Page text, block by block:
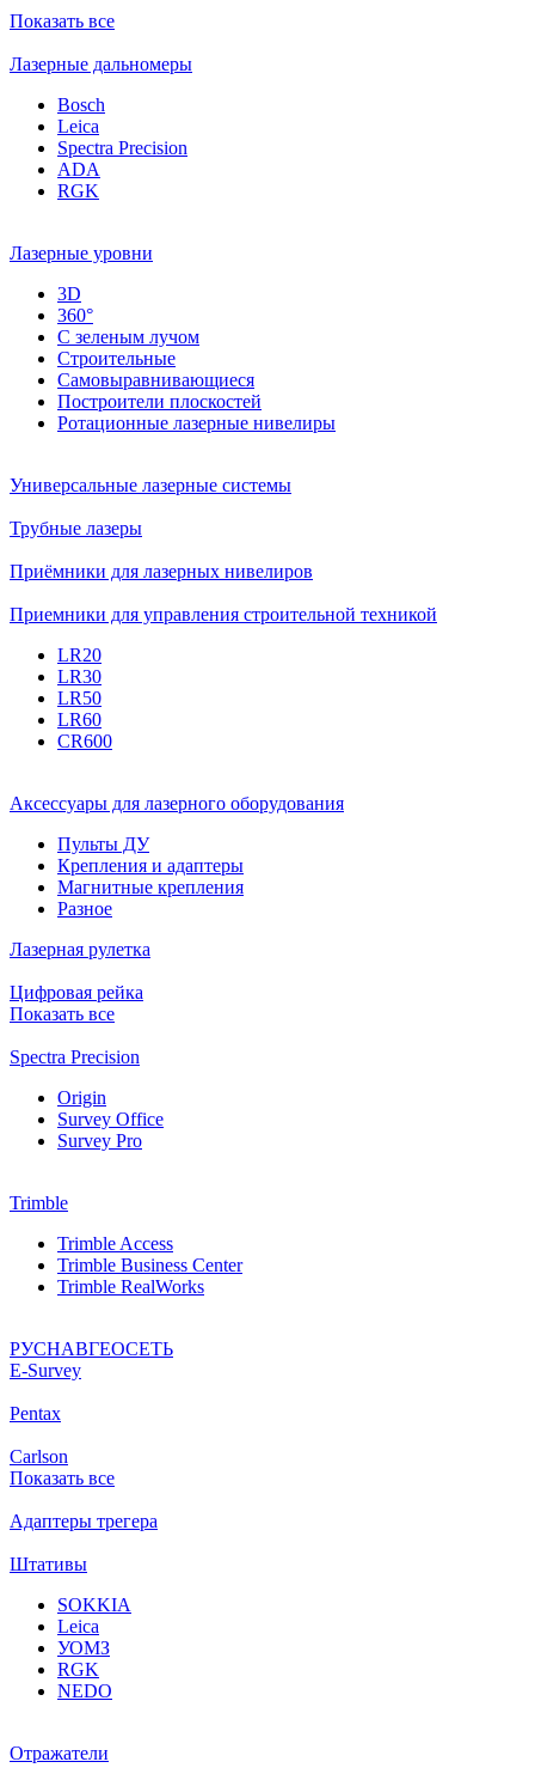
Показать все
Лазерные дальномеры
Bosch
Leica
Spectra Precision
ADA
RGK
Лазерные уровни
3D
360°
С зеленым лучом
Строительные
Самовыравнивающиеся
Построители плоскостей
Ротационные лазерные нивелиры
Универсальные лазерные системы
Трубные лазеры
Приёмники для лазерных нивелиров
Приемники для управления строительной техникой
LR20
LR30
LR50
LR60
CR600
Аксессуары для лазерного оборудования
Пульты ДУ
Крепления и адаптеры
Магнитные крепления
Разное
Лазерная рулетка
Цифровая рейка
Показать все
Spectra Precision
Origin
Survey Office
Survey Pro
Trimble
Trimble Access
Trimble Business Center
Trimble RealWorks
РУСНАВГЕОСЕТЬ
Е-Survey
Pentax
Carlson
Показать все
Адаптеры трегера
Штативы
SOKKIA
Leica
УОМЗ
RGK
NEDO
Отражатели